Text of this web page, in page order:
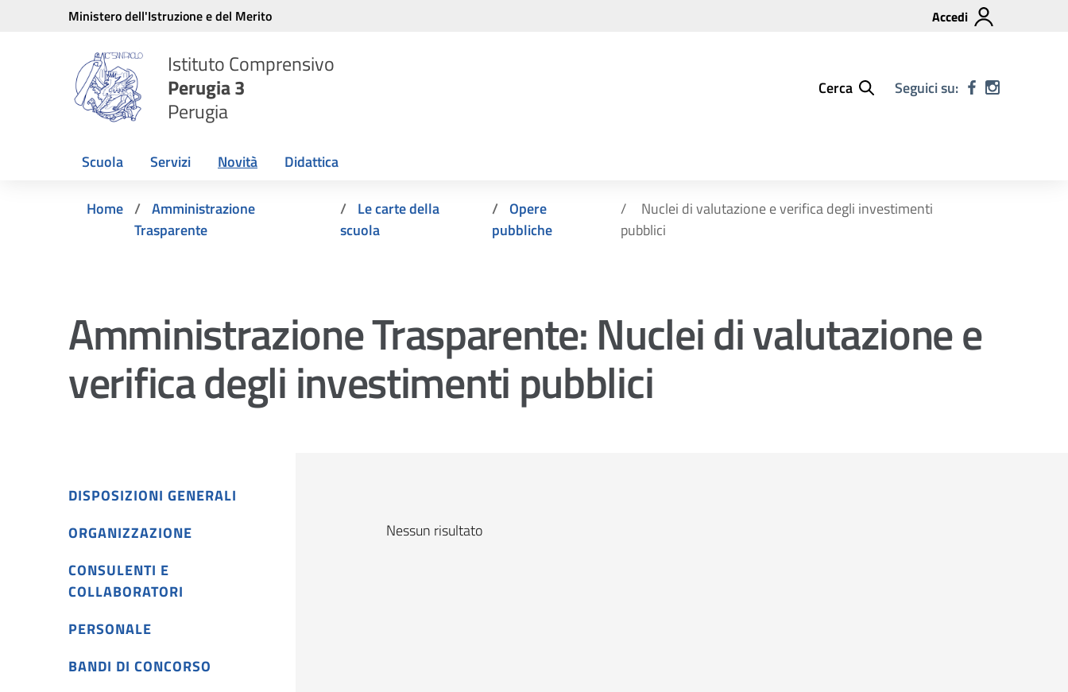
Vai ai contenuti
Vai al menu di navigazione
Ministero dell'Istruzione e del Merito Accedi
Istituto Comprensivo
Perugia 3
Perugia
Cerca Seguici su:
Scuola Servizi Novità Didattica
Home
Amministrazione
Trasparente
Le carte della
scuola
Opere
pubbliche
Nuclei di valutazione e verifica degli investimenti
pubblici
Amministrazione Trasparente:Nuclei di valutazione e
verifica degli investimenti pubblici
DISPOSIZIONI GENERALI
ORGANIZZAZIONE
CONSULENTI E
COLLABORATORI
PERSONALE
BANDI DI CONCORSO
Nessun risultato